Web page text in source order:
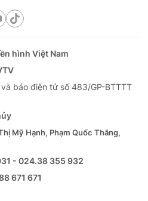
hình Việt Nam
báo điện tử số 483/GP-BTTTT
Mỹ Hạnh, Phạm Quốc Thắng,
- 024.38 355 932
671 671